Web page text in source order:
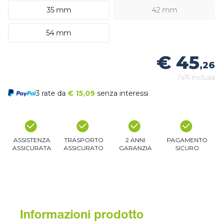
35 mm 42 mm
54 mm
€ 45,26
IVA inclusa
3 rate da € 15,09 senza interessi
ASSISTENZA
ASSICURATA
TRASPORTO
ASSICURATO
2 ANNI
GARANZIA
PAGAMENTO
SICURO
Informazioni prodotto